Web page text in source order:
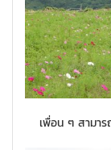
เพื่อน ๆ สามา